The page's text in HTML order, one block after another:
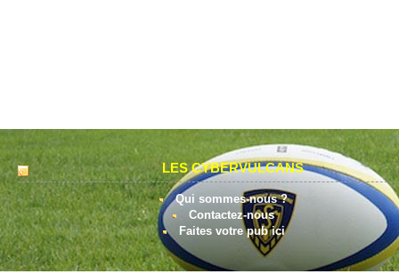
LES CYBERVULCANS
Qui sommes-nous ?
Contactez-nous
Faites votre pub ici